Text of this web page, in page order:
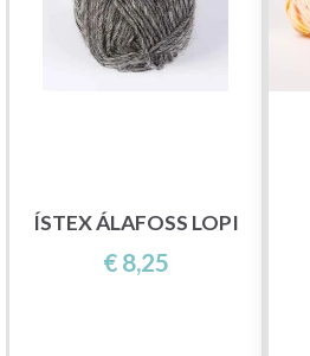
ÍSTEX ÁLAFOSS LOPI
€ 8,25